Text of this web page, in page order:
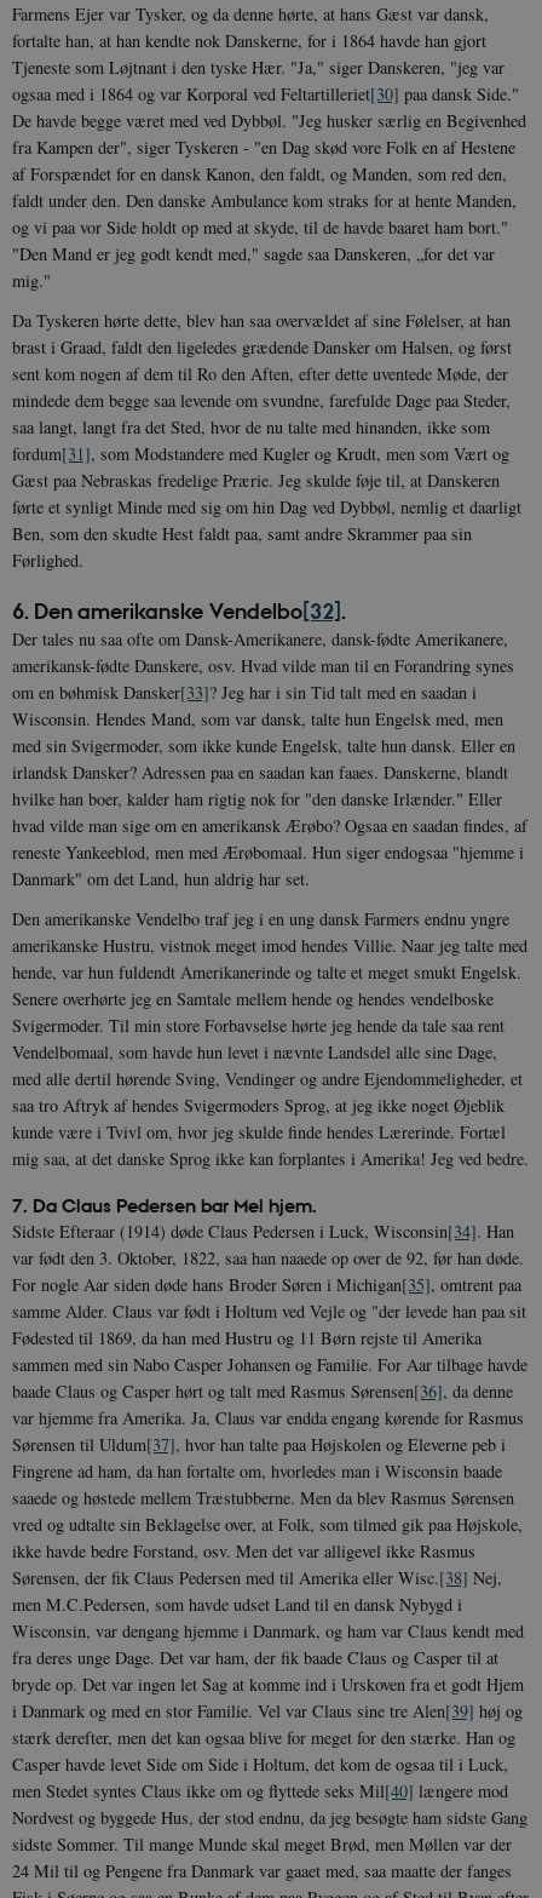
Farmens Ejer var Tysker, og da denne hørte, at hans Gæst var dansk,
fortalte han, at han kendte nok Danskerne, for i 1864 havde han gjort
Tjeneste som Løjtnant i den tyske Hær. "Ja," siger Danskeren, "jeg var
ogsaa med i 1864 og var Korporal ved Feltartilleriet[30] paa dansk Side."
De havde begge været med ved Dybbøl. "Jeg husker særlig en Begivenhed
fra Kampen der", siger Tyskeren - "en Dag skød vore Folk en af Hestene
af Forspændet for en dansk Kanon, den faldt, og Manden, som red den,
faldt under den. Den danske Ambulance kom straks for at hente Manden,
og vi paa vor Side holdt op med at skyde, til de havde baaret ham bort."
"Den Mand er jeg godt kendt med," sagde saa Danskeren, „for det var
mig."
Da Tyskeren hørte dette, blev han saa overvældet af sine Følelser, at han
brast i Graad, faldt den ligeledes grædende Dansker om Halsen, og først
sent kom nogen af dem til Ro den Aften, efter dette uventede Møde, der
mindede dem begge saa levende om svundne, farefulde Dage paa Steder,
saa langt, langt fra det Sted, hvor de nu talte med hinanden, ikke som
fordum[31], som Modstandere med Kugler og Krudt, men som Vært og
Gæst paa Nebraskas fredelige Prærie. Jeg skulde føje til, at Danskeren
førte et synligt Minde med sig om hin Dag ved Dybbøl, nemlig et daarligt
Ben, som den skudte Hest faldt paa, samt andre Skrammer paa sin
Førlighed.
6. Den amerikanske Vendelbo[32].
Der tales nu saa ofte om Dansk-Amerikanere, dansk-fødte Amerikanere,
amerikansk-fødte Danskere, osv. Hvad vilde man til en Forandring synes
om en bøhmisk Dansker[33]? Jeg har i sin Tid talt med en saadan i
Wisconsin. Hendes Mand, som var dansk, talte hun Engelsk med, men
med sin Svigermoder, som ikke kunde Engelsk, talte hun dansk. Eller en
irlandsk Dansker? Adressen paa en saadan kan faaes. Danskerne, blandt
hvilke han boer, kalder ham rigtig nok for "den danske Irlænder." Eller
hvad vilde man sige om en amerikansk Ærøbo? Ogsaa en saadan findes, af
reneste Yankeeblod, men med Ærøbomaal. Hun siger endogsaa "hjemme i
Danmark" om det Land, hun aldrig har set.
Den amerikanske Vendelbo traf jeg i en ung dansk Farmers endnu yngre
amerikanske Hustru, vistnok meget imod hendes Villie. Naar jeg talte med
hende, var hun fuldendt Amerikanerinde og talte et meget smukt Engelsk.
Senere overhørte jeg en Samtale mellem hende og hendes vendelboske
Svigermoder. Til min store Forbavselse hørte jeg hende da tale saa rent
Vendelbomaal, som havde hun levet i nævnte Landsdel alle sine Dage,
med alle dertil hørende Sving, Vendinger og andre Ejendommeligheder, et
saa tro Aftryk af hendes Svigermoders Sprog, at jeg ikke noget Øjeblik
kunde være i Tvivl om, hvor jeg skulde finde hendes Lærerinde. Fortæl
mig saa, at det danske Sprog ikke kan forplantes i Amerika! Jeg ved bedre.
7. Da Claus Pedersen bar Mel hjem.
Sidste Efteraar (1914) døde Claus Pedersen i Luck, Wisconsin[34]. Han
var født den 3. Oktober, 1822, saa han naaede op over de 92, før han døde.
For nogle Aar siden døde hans Broder Søren i Michigan[35], omtrent paa
samme Alder. Claus var født i Holtum ved Vejle og "der levede han paa sit
Fødested til 1869, da han med Hustru og 11 Børn rejste til Amerika
sammen med sin Nabo Casper Johansen og Familie. For Aar tilbage havde
baade Claus og Casper hørt og talt med Rasmus Sørensen[36], da denne
var hjemme fra Amerika. Ja, Claus var endda engang kørende for Rasmus
Sørensen til Uldum[37], hvor han talte paa Højskolen og Eleverne peb i
Fingrene ad ham, da han fortalte om, hvorledes man i Wisconsin baade
saaede og høstede mellem Træstubberne. Men da blev Rasmus Sørensen
vred og udtalte sin Beklagelse over, at Folk, som tilmed gik paa Højskole,
ikke havde bedre Forstand, osv. Men det var alligevel ikke Rasmus
Sørensen, der fik Claus Pedersen med til Amerika eller Wisc.[38] Nej,
men M.C.Pedersen, som havde udset Land til en dansk Nybygd i
Wisconsin, var dengang hjemme i Danmark, og ham var Claus kendt med
fra deres unge Dage. Det var ham, der fik baade Claus og Casper til at
bryde op. Det var ingen let Sag at komme ind i Urskoven fra et godt Hjem
i Danmark og med en stor Familie. Vel var Claus sine tre Alen[39] høj og
stærk derefter, men det kan ogsaa blive for meget for den stærke. Han og
Casper havde levet Side om Side i Holtum, det kom de ogsaa til i Luck,
men Stedet syntes Claus ikke om og flyttede seks Mil[40] længere mod
Nordvest og byggede Hus, der stod endnu, da jeg besøgte ham sidste Gang
sidste Sommer. Til mange Munde skal meget Brød, men Møllen var der
24 Mil til og Pengene fra Danmark var gaaet med, saa maatte der fanges